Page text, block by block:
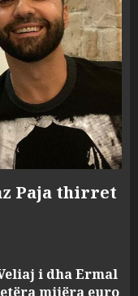
Paja thirret
i dha Ermal
mijëra euro